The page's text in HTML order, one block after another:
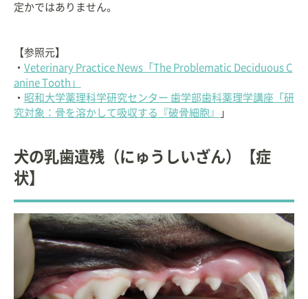
定かではありません。
【参照元】
・ Veterinary Practice News「The Problematic Deciduous C
anine Tooth」
・ 昭和大学薬理科学研究センター 歯学部歯科薬理学講座「研
究対象：骨を溶かして吸収する『破骨細胞』
」
犬の乳歯遺残（にゅうしいざん）【症
状】